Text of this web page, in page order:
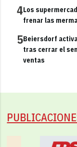
4Los
frenar las
5Beiersdorf
tras cerrar el
ventas